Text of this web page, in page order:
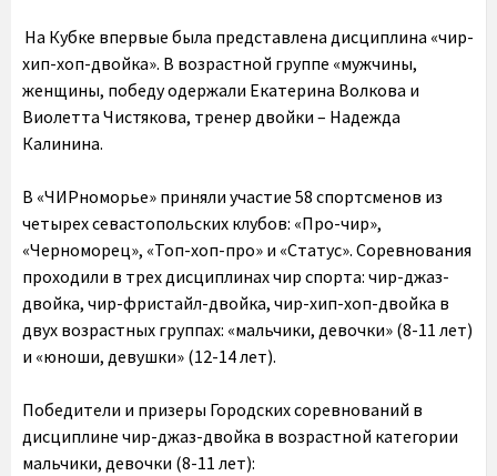
На Кубке впервые была представлена дисциплина «чир-
хип-хоп-двойка». В возрастной группе «мужчины,
женщины, победу одержали Екатерина Волкова и
Виолетта Чистякова, тренер двойки – Надежда
Калинина.
В «ЧИРноморье» приняли участие 58 спортсменов из
четырех севастопольских клубов: «Про-чир»,
«Черноморец», «Топ-хоп-про» и «Статус». Соревнования
проходили в трех дисциплинах чир спорта: чир-джаз-
двойка, чир-фристайл-двойка, чир-хип-хоп-двойка в
двух возрастных группах: «мальчики, девочки» (8-11 лет)
и «юноши, девушки» (12-14 лет).
Победители и призеры Городских соревнований в
дисциплине чир-джаз-двойка в возрастной категории
мальчики, девочки (8-11 лет):